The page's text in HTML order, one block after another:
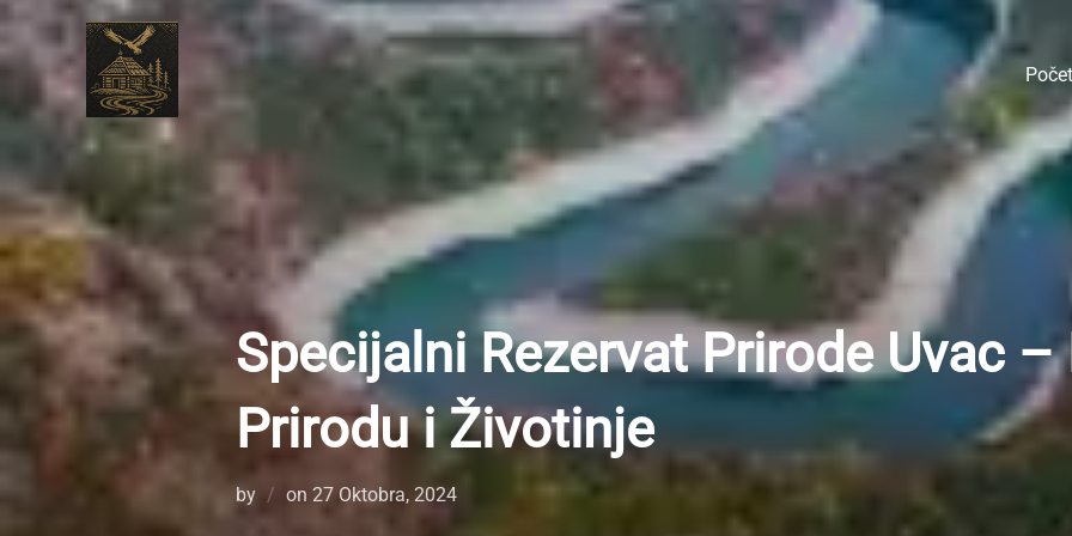
content
Specijalni Rezervat Prirode Uvac –
Prirodu i Životinje
by on Posted
27 Oktobra, 2024